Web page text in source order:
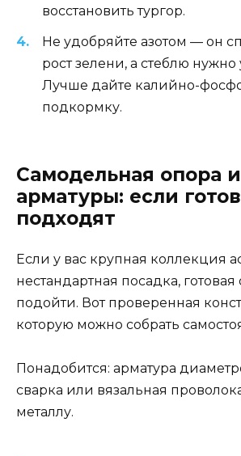
восстановить тургор.
Не удобряйте азотом — он
рост зелени, а стеблю нужно
Лучше дайте калийно-
подкормку.
Самодельная опора
арматуры: если
подходят
Если у вас крупная коллекция
нестандартная посадка,
подойти. Вот проверенная
которую можно собрать
Понадобится: арматура
сварка или вязальная
металлу.